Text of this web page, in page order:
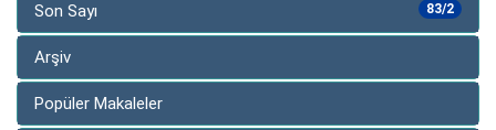
83/2
Son Sayı
Arşiv
Popüler Makaleler